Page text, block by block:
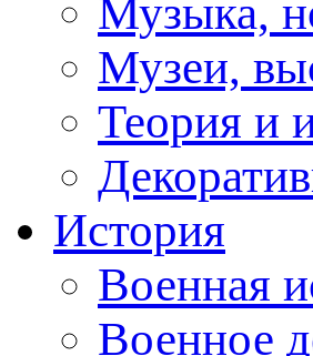
Музыка,
Музеи,
Теория и
История
Военная
Военное